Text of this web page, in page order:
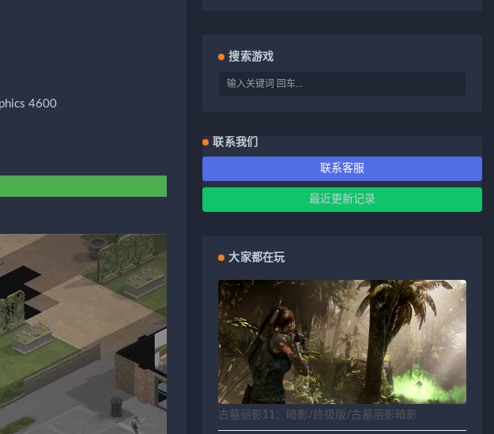
4600
搜索游戏
联系我们
联系客服
最近更新记录
大家都在玩
古墓丽影11：暗影/终极版/古墓丽影暗影